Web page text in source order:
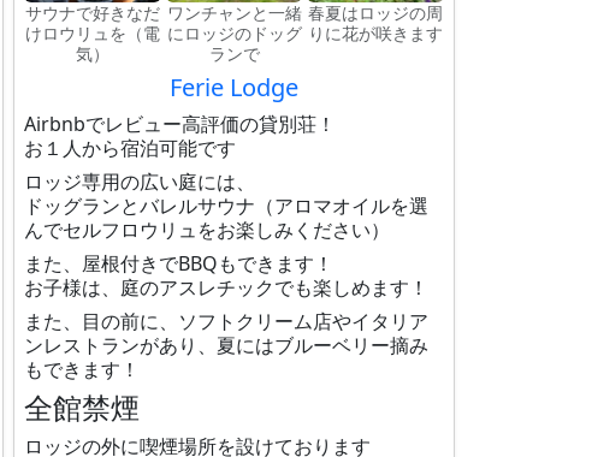
サウナで好きなだ
けロウリュを（電
気）
ワンチャンと一緒
にロッジのドッグ
ランで
春夏はロッジの周
りに花が咲きます
Ferie Lodge
Airbnbでレビュー高評価の貸別荘！
お１人から宿泊可能です
ロッジ専用の広い庭には、
ドッグランとバレルサウナ（アロマオイルを選
んでセルフロウリュをお楽しみください）
また、屋根付きでBBQもできます！
お子様は、庭のアスレチックでも楽しめます！
また、目の前に、ソフトクリーム店やイタリア
ンレストランがあり、夏にはブルーベリー摘み
もできます！
全館禁煙
ロッジの外に喫煙場所を設けております